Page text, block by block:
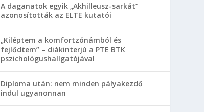
A daganatok egyik „Akhilleusz-sarkát”
azonosították az ELTE kutatói
„Kiléptem a komfortzónámból és
fejlődtem” – diákinterjú a PTE BTK
pszichológushallgatójával
Diploma után: nem minden pályakezdő
indul ugyanonnan